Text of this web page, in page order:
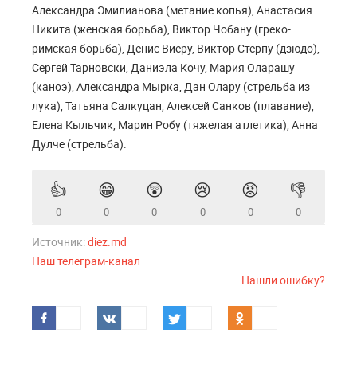
Александра Эмилианова (метание копья), Анастасия
Никита (женская борьба), Виктор Чобану (греко-
римская борьба), Денис Виеру, Виктор Стерпу (дзюдо),
Сергей Тарновски, Даниэла Кочу, Мария Оларашу
(каноэ), Александра Мырка, Дан Олару (стрельба из
лука), Татьяна Салкуцан, Алексей Санков (плавание),
Елена Кыльчик, Марин Робу (тяжелая атлетика), Анна
Дулче (стрельба).
👍
0
😁
0
😲
0
😢
0
😡
0
👎
0
Источник:diez.md
Наш телеграм-канал
Нашли ошибку?